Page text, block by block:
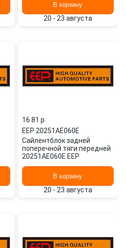
В корзину
20 - 23 августа
16.81 p.
EEP·20251AE060E
Сайлентблок задней
поперечной тяги передней
20251AE060E EEP
В корзину
20 - 23 августа